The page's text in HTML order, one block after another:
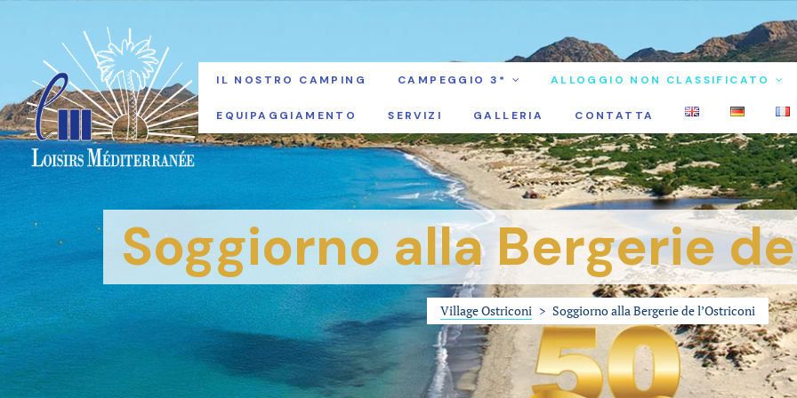
IL NOSTRO CAMPING CAMPEGGIO 3* ALLOGGIO NON CLASSIFICATO
EQUIPAGGIAMENTO SERVIZI GALLERIA CONTATTA
Soggiorno alla Bergerie
Village Ostriconi > Soggiorno alla Bergerie de l’Ostriconi